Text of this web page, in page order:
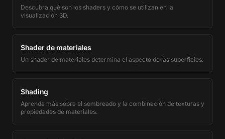
Descubra qué son los shaders y cómo se utilizan en la
visualización 3D.
Shader de materiales
Un shader de materiales determina el aspecto de las superficies.
Shading
Aprenda más sobre el sombreado y la combinación de texturas y
propiedades de materiales.